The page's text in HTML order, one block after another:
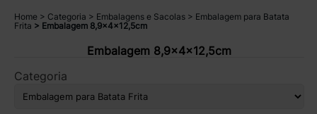
Home Categoria Embalagens e Sacolas
Embalagem para Batata
Frita
Embalagem 8,9x4x12,5cm
Embalagem 8,9x4x12,5cm
Categoria